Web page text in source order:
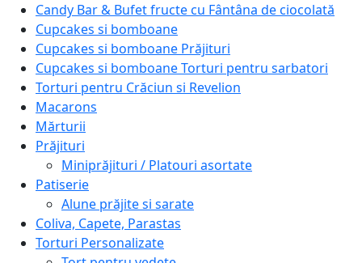
Candy Bar & Bufet fructe cu Fântâna de ciocolată
Cupcakes si bomboane
Cupcakes si bomboane Prăjituri
Cupcakes si bomboane Torturi pentru sarbatori
Torturi pentru Crăciun si Revelion
Macarons
Mărturii
Prăjituri
Miniprăjituri / Platouri asortate
Patiserie
Alune prăjite si sarate
Coliva, Capete, Parastas
Torturi Personalizate